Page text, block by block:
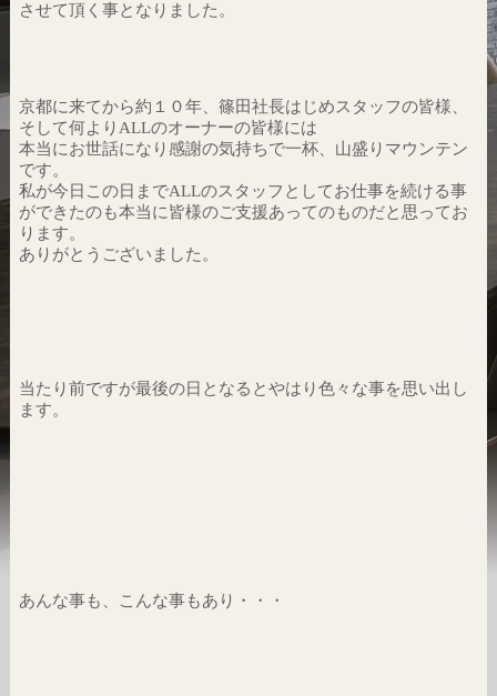
させて頂く事となりました。
京都に来てから約１０年、篠田社長はじめスタッフの皆様、
そして何よりALLのオーナーの皆様には
本当にお世話になり感謝の気持ちで一杯、山盛りマウンテン
です。
私が今日この日までALLのスタッフとしてお仕事を続ける事
ができたのも本当に皆様のご支援あってのものだと思ってお
ります。
ありがとうございました。
当たり前ですが最後の日となるとやはり色々な事を思い出し
ます。
あんな事も、こんな事もあり・・・